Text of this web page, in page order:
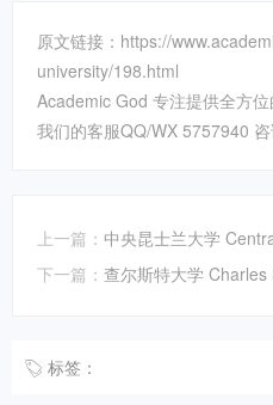
原文链接：https://
university/198.html
Academic God 专注提供全方
我们的客服QQ/WX 5757940
上一篇： 中央昆士兰大学
下一篇： 查尔斯特大学
标签：